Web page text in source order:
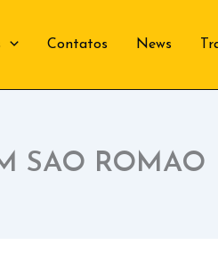
Contatos News
SAO ROMAO